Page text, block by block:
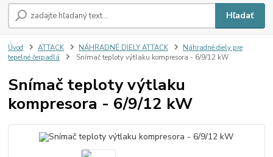
Hľadať
Úvod ATTACK NÁHRADNÉ DIELY ATTACK
Náhradné diely pre
tepelné čerpadlá
Snímač teploty výtlaku kompresora - 6/9/12 kW
Snímač teploty výtlaku
kompresora - 6/9/12 kW